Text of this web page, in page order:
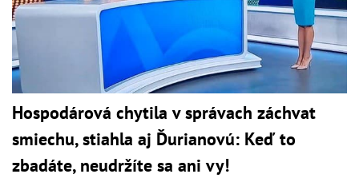
Hospodárová chytila v správach záchvat
smiechu, stiahla aj Ďurianovú: Keď to
zbadáte, neudržíte sa ani vy!